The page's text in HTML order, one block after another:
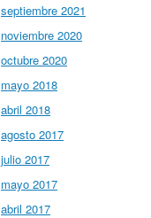
septiembre 2021
noviembre 2020
octubre 2020
mayo 2018
abril 2018
agosto 2017
julio 2017
mayo 2017
abril 2017